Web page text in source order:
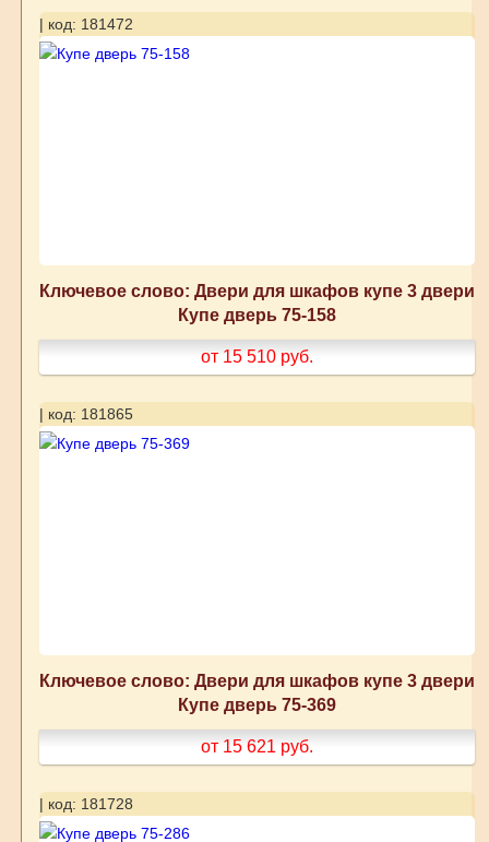
| код: 181472
Ключевое слово: Двери для шкафов купе 3 двери
Купе дверь 75-158
от 15 510 руб.
| код: 181865
Ключевое слово: Двери для шкафов купе 3 двери
Купе дверь 75-369
от 15 621 руб.
| код: 181728